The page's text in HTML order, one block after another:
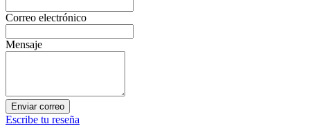
Correo electrónico
Mensaje
Enviar correo
Escribe tu reseña